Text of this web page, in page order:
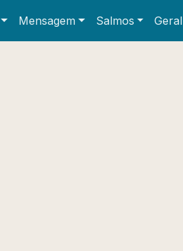
Mensagem Salmos Geral